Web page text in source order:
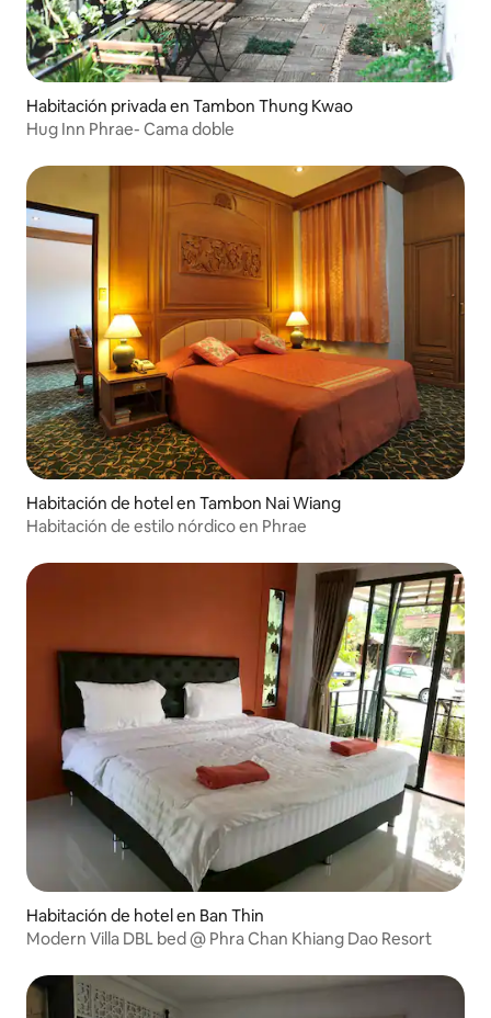
Habitación privada en Tambon Thung Kwao
Hug Inn Phrae- Cama doble
Habitación de hotel en Tambon Nai Wiang
Habitación de estilo nórdico en Phrae
Habitación de hotel en Ban Thin
Modern Villa DBL bed @ Phra Chan Khiang Dao Resort